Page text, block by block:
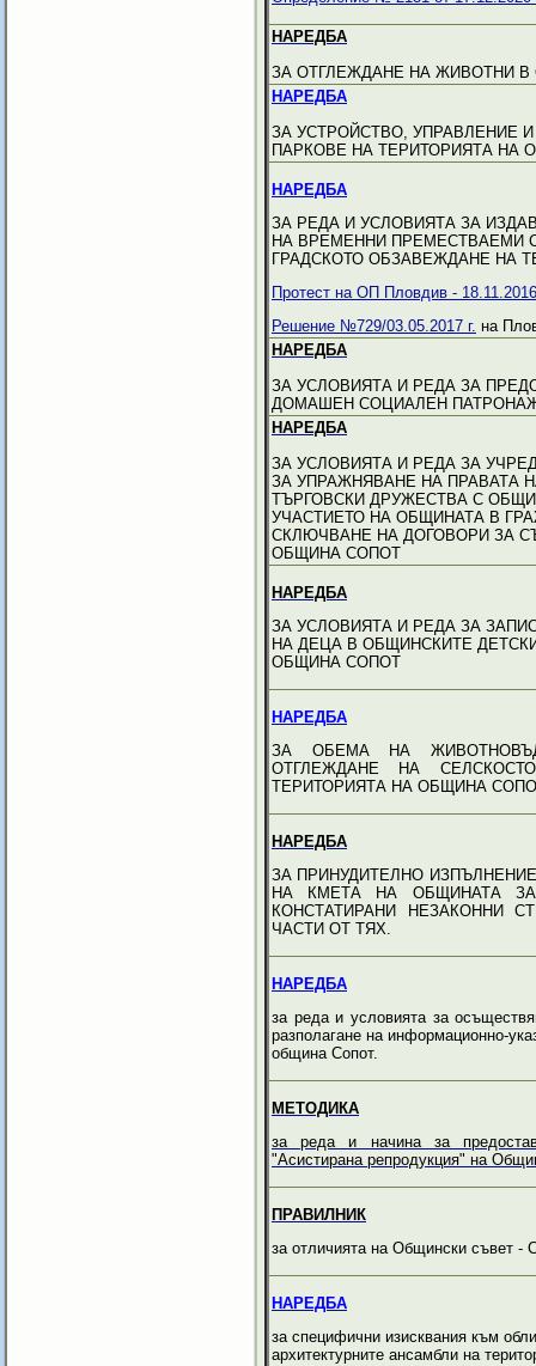
НАРЕДБА
ЗА ОТГЛЕЖДАНЕ НА ЖИВОТНИ
НАРЕДБА
ЗА УСТРОЙСТВО, УПРАВЛЕНИЕ
ПАРКОВЕ НА ТЕРИТОРИЯТА НА
НАРЕДБА
ЗА РЕДА И УСЛОВИЯТА ЗА
НА ВРЕМЕННИ
ГРАДСКОТО ОБЗАВЕЖДАНЕ НА
Протест на ОП Пловдив - 18.11.2016
Решение №729/03.05.2017 г. на
НАРЕДБА
ЗА УСЛОВИЯТА И РЕДА ЗА
ДОМАШЕН СОЦИАЛЕН
НАРЕДБА
ЗА УСЛОВИЯТА И РЕДА ЗА
ЗА УПРАЖНЯВАНЕ НА ПРАВАТА
ТЪРГОВСКИ ДРУЖЕСТВА С
УЧАСТИЕТО НА ОБЩИНАТА В
СКЛЮЧВАНЕ НА ДОГОВОРИ ЗА
ОБЩИНА СОПОТ
НАРЕДБА
ЗА УСЛОВИЯТА И РЕДА ЗА
НА ДЕЦА В ОБЩИНСКИТЕ
ОБЩИНА СОПОТ
НАРЕДБА
ЗА ОБЕМА НА
ОТГЛЕЖДАНЕ НА
ТЕРИТОРИЯТА НА ОБЩИНА
НАРЕДБА
ЗА ПРИНУДИТЕЛНО
НА КМЕТА НА ОБЩИНАТА
КОНСТАТИРАНИ НЕЗАКОННИ
ЧАСТИ ОТ ТЯХ.
НАРЕДБА
за реда и условията за
разполагане на информационно-
община Сопот.
МЕТОДИКА
за реда и начина за
"Асистирана репродукция" на
ПРАВИЛНИК
за отличията на Общински съвет -
НАРЕДБА
за специфични изисквания към
архитектурните ансамбли на